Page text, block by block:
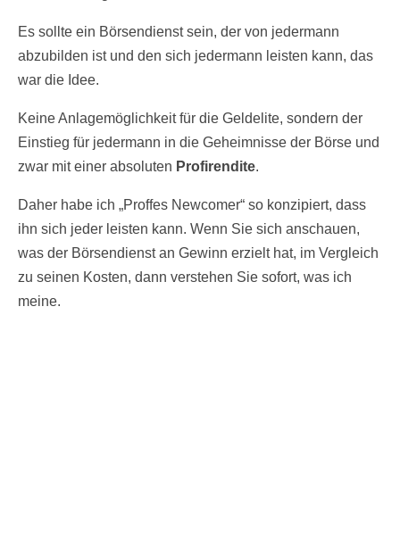
Es sollte ein Börsendienst sein, der von jedermann
abzubilden ist und den sich jedermann leisten kann, das
war die Idee.
Keine Anlagemöglichkeit für die Geldelite, sondern der
Einstieg für jedermann in die Geheimnisse der Börse und
zwar mit einer absoluten Profirendite.
Daher habe ich „Proffes Newcomer“ so konzipiert, dass
ihn sich jeder leisten kann. Wenn Sie sich anschauen,
was der Börsendienst an Gewinn erzielt hat, im Vergleich
zu seinen Kosten, dann verstehen Sie sofort, was ich
meine.